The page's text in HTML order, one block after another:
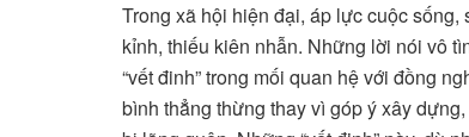
Trong xã hội hiện đại, áp lực cuộc
kỉnh, thiếu kiên nhẫn. Những lời nói vô
“vết đinh” trong mối quan hệ với đồng
bình thẳng thừng thay vì góp ý xây